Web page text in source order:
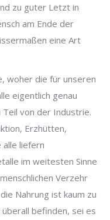
zu guter Letzt in
am Ende der
eine Art
woher die für unseren
eigentlich genau
von der Industrie.
Erzhütten,
alle liefern
im weitesten Sinne
Verzehr
Nahrung ist kaum zu
befinden, sei es